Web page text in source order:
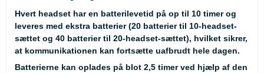
Hvert headset har en batterilevetid på op til 10 timerog
leveres med ekstra batterier (20 batterier til 10-headset-
sættet og 40 batterier til 20-headset-sættet), hvilket sikrer,
at kommunikationen kan fortsætte uafbrudt hele dagen.
Batterierne kan oplades på blot 2,5 timerved hjælp af den